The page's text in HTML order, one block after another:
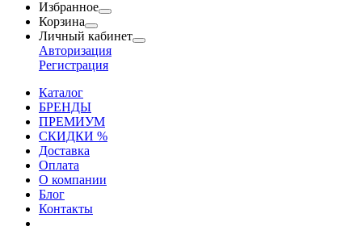
Избранное
Корзина
Личный кабинет
Авторизация
Регистрация
Каталог
БРЕНДЫ
ПРЕМИУМ
СКИДКИ %
Доставка
Оплата
О компании
Блог
Контакты